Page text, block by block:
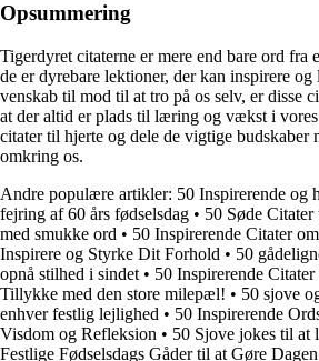
Opsummering
Tigerdyret citaterne er mere end bare ord fra
de er dyrebare lektioner, der kan inspirere
venskab til mod til at tro på os selv, er disse
at der altid er plads til læring og vækst i
citater til hjerte og dele de vigtige budskaber
omkring os.
Andre populære artikler: 50 Inspirerende og
fejring af 60 års fødselsdag • 50 Søde
med smukke ord • 50 Inspirerende Citater
Inspirere og Styrke Dit Forhold • 50
opnå stilhed i sindet • 50 Inspirerende
Tillykke med den store milepæl! • 50 sjove
enhver festlig lejlighed • 50 Inspirerende
Visdom og Refleksion • 50 Sjove jokes til at
Festlige Fødselsdags Gåder til at Gøre